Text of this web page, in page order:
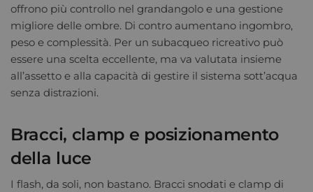
offrono più controllo nel grandangolo e una gestione
migliore delle ombre. Di contro aumentano ingombro,
peso e complessità. Per un subacqueo ricreativo può
essere una scelta eccellente, ma va valutata insieme
all’assetto e alla capacità di gestire il sistema sott’acqua
senza distrazioni.
Bracci, clamp e posizionamento
della luce
I flash, da soli, non bastano. Bracci snodati e clamp di